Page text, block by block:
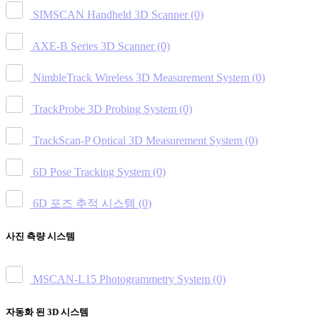
SIMSCAN Handheld 3D Scanner (0)
AXE-B Series 3D Scanner (0)
NimbleTrack Wireless 3D Measurement System (0)
TrackProbe 3D Probing System (0)
TrackScan-P Optical 3D Measurement System (0)
6D Pose Tracking System (0)
6D 포즈 추적 시스템 (0)
사진 측량 시스템
MSCAN-L15 Photogrammetry System (0)
자동화 된 3D 시스템